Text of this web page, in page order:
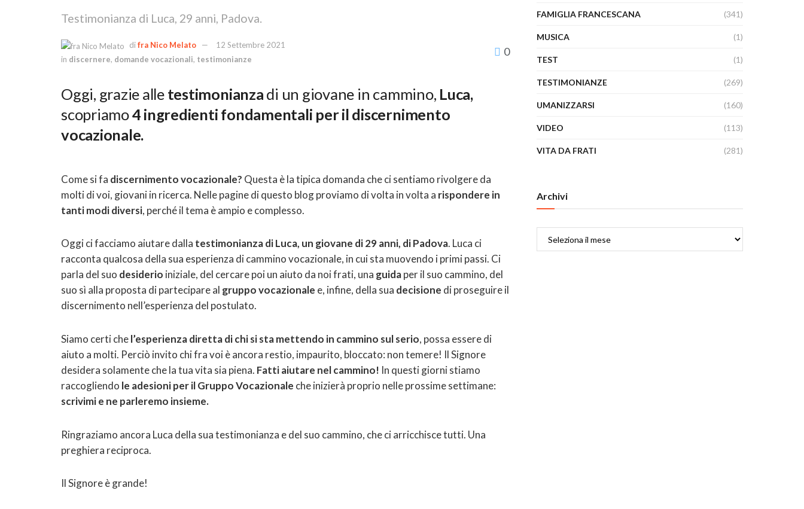
Testimonianza di Luca, 29 anni, Padova.
difra Nico Melato
12 Settembre 2021
in discernere, domande vocazionali, testimonianze
0
Oggi, grazie alle testimonianza di un giovane in cammino, Luca,
scopriamo4 ingredienti fondamentali per il discernimento
vocazionale.
Come si fa discernimento vocazionale? Questa è la tipica domanda che ci sentiamo rivolgere da
molti di voi, giovani in ricerca. Nelle pagine di questo blog proviamo di volta in volta a rispondere in
tanti modi diversi, perché il tema è ampio e complesso.
Oggi ci facciamo aiutare dalla testimonianza di Luca, un giovane di 29 anni, di Padova. Luca ci
racconta qualcosa della sua esperienza di cammino vocazionale, in cui sta muovendo i primi passi. Ci
parla del suo desiderio iniziale, del cercare poi un aiuto da noi frati, una guidaper il suo cammino, del
suo sì alla proposta di partecipare al gruppo vocazionale e, infine, della sua decisione di proseguire il
discernimento nell’esperienza del postulato.
Siamo certi chel’esperienza diretta di chi si sta mettendo in cammino sul serio, possa essere di
aiuto a molti. Perciò invito chi fra voi è ancora restio, impaurito, bloccato: non temere! Il Signore
desidera solamente che la tua vita sia piena. Fatti aiutare nel cammino! In questi giorni stiamo
raccogliendo le adesioni per il Gruppo Vocazionale che inizierà proprio nelle prossime settimane:
scrivimi e ne parleremo insieme.
Ringraziamo ancora Luca della sua testimonianza e del suo cammino, che ci arricchisce tutti. Una
preghiera reciproca.
Il Signore è grande!
FAMIGLIA FRANCESCANA (341)
MUSICA (1)
TEST (1)
TESTIMONIANZE (269)
UMANIZZARSI (160)
VIDEO (113)
VITA DA FRATI (281)
Archivi